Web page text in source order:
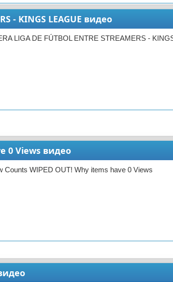
- KINGS LEAGUE видео
LIGA DE FÚTBOL ENTRE STREAMERS -
0 Views видео
Counts WIPED OUT! Why items have 0 Views